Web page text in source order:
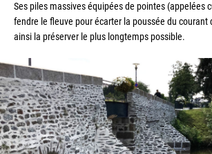
Ses piles massives équipées de pointes (appelées
fendre le fleuve pour écarter la poussée du courant
ainsi la préserver le plus longtemps possible.